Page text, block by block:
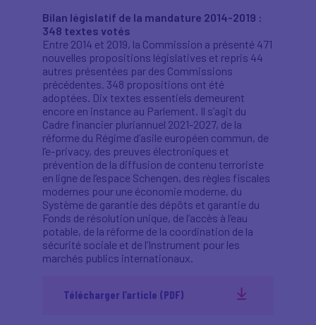
Bilan législatif de la mandature 2014-2019 :
348 textes votés
Entre 2014 et 2019, la Commission a présenté 471
nouvelles propositions législatives et repris 44
autres présentées par des Commissions
précédentes. 348 propositions ont été
adoptées. Dix textes essentiels demeurent
encore en instance au Parlement. Il s’agit du
Cadre financier pluriannuel 2021-2027, de la
réforme du Régime d’asile européen commun, de
l’e-privacy, des preuves électroniques et
prévention de la diffusion de contenu terroriste
en ligne de l’espace Schengen, des règles fiscales
modernes pour une économie moderne, du
Système de garantie des dépôts et garantie du
Fonds de résolution unique, de l’accès à l’eau
potable, de la réforme de la coordination de la
sécurité sociale et de l’Instrument pour les
marchés publics internationaux.
Télécharger l’article (PDF)